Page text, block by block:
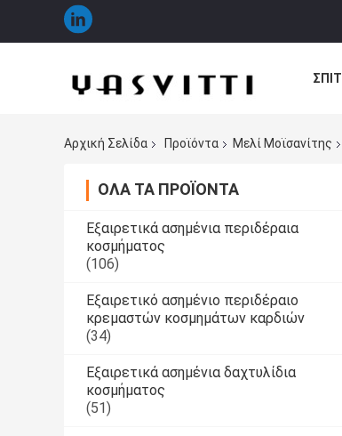
ΣΠΊΤΙ
Αρχική Σελίδα
Προϊόντα Μελί Μοϊσανίτης
ΌΛΑ ΤΑ ΠΡΟΪΌΝΤΑ
Εξαιρετικά ασημένια περιδέραια
κοσμήματος
(106)
Εξαιρετικό ασημένιο περιδέραιο
κρεμαστών κοσμημάτων καρδιών
(34)
Εξαιρετικά ασημένια δαχτυλίδια
κοσμήματος
(51)